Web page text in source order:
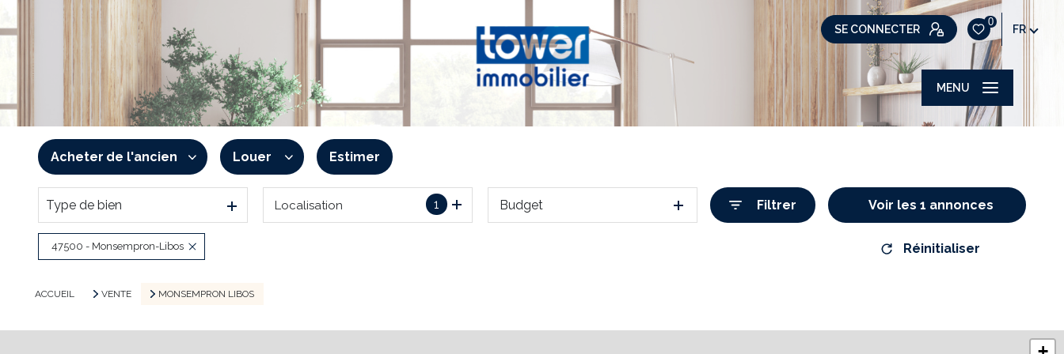
SE CONNECTER
0
FR
MENU
Acheter de l'ancien
De l'ancien
De l'immo pro
Louer
à l'année
Estimer
Type de bien 1
Localisation Budget Filtrer Voir les 1 annonces
47500 - Monsempron-Libos Réinitialiser
ACCUEIL VENTE MONSEMPRON LIBOS